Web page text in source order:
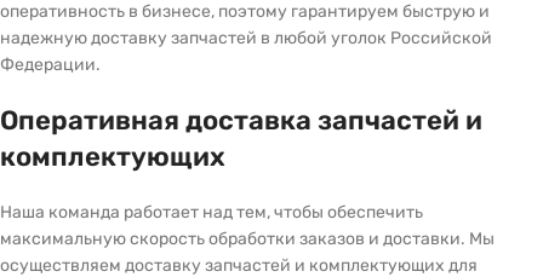
оперативность в бизнесе, поэтому гарантируем быструю и
надежную доставку запчастей в любой уголок Российской
Федерации.
Оперативная доставка запчастей и
комплектующих
Наша команда работает над тем, чтобы обеспечить
максимальную скорость обработки заказов и доставки. Мы
осуществляем доставку запчастей и комплектующих для